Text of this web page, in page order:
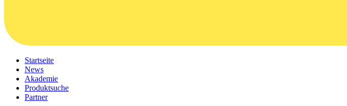
Startseite
News
Akademie
Produktsuche
Partner